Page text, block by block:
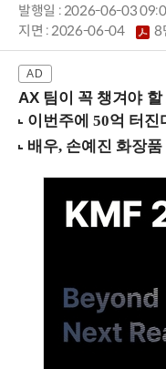
발행일 : 2026-06-03
지면 :2026-06-04 8
AX 팀이 꼭 챙겨야 할 2선 : AI 핀